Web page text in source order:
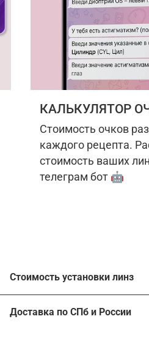
КАЛЬКУЛЯТОР
Стоимость очков
каждого рецепта.
стоимость ваших
телеграм бот 🤖
Стоимость установки линз
Расчитать стоимость ваших
Доставка по СПб и России